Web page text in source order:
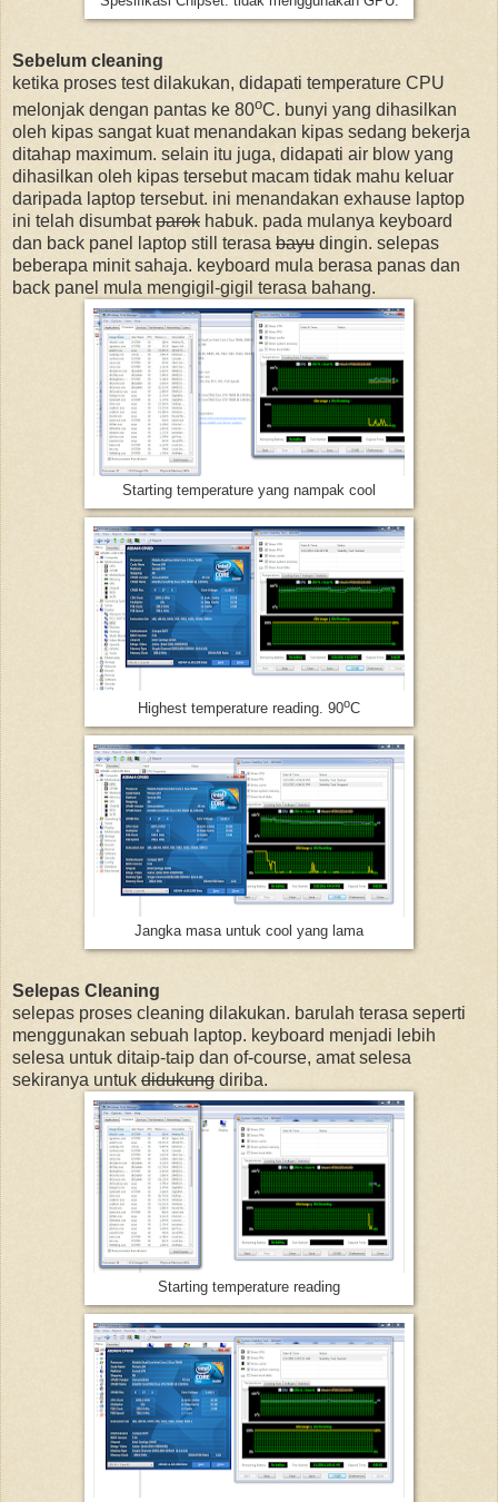
Sebelum cleaning
ketika proses test dilakukan, didapati temperature CPU
melonjak dengan pantas ke 80oC. bunyi yang dihasilkan
oleh kipas sangat kuat menandakan kipas sedang bekerja
ditahap maximum. selain itu juga, didapati air blow yang
dihasilkan oleh kipas tersebut macam tidak mahu keluar
daripada laptop tersebut. ini menandakan exhause laptop
ini telah disumbatparok habuk. pada mulanya keyboard
dan back panel laptop still terasa bayu dingin. selepas
beberapa minit sahaja. keyboard mula berasa panas dan
back panel mula mengigil-gigil terasa bahang.
Starting temperature yang nampak cool
Highest temperature reading. 90oC
Jangka masa untuk cool yang lama
Selepas Cleaning
selepas proses cleaning dilakukan. barulah terasa seperti
menggunakan sebuah laptop. keyboard menjadi lebih
selesa untuk ditaip-taip dan of-course, amat selesa
sekiranya untuk didukung diriba.
Starting temperature reading